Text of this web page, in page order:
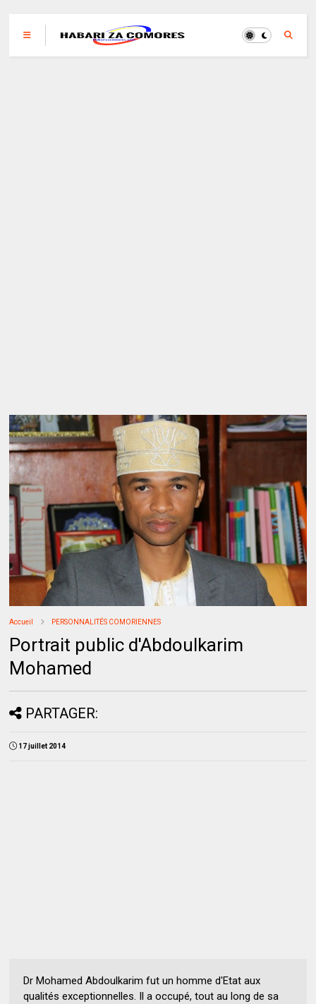
Accueil PERSONNALITÉS COMORIENNES
Portrait public d'Abdoulkarim
Mohamed
PARTAGER:
17 juillet 2014
Dr Mohamed Abdoulkarim fut un homme d'Etat aux
qualités exceptionnelles. Il a occupé, tout au long de sa